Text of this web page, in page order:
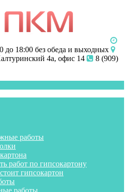
до 18:00 без обеда и выходных
4а, офис 14
8 (909)
работы
работ по гипсокартону
гипсокартон
работы